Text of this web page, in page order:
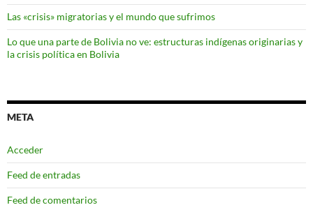
Las «crisis» migratorias y el mundo que sufrimos
Lo que una parte de Bolivia no ve: estructuras indígenas originarias y
la crisis política en Bolivia
META
Acceder
Feed de entradas
Feed de comentarios